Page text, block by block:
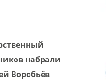
набрали
Воробьёв